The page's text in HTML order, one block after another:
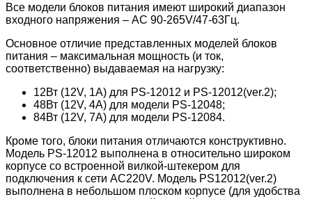
Все модели блоков питания имеют широкий диапазон
входного напряжения – AC 90-265V/47-63Гц.
Основное отличие представленных моделей блоков
питания – максимальная мощность (и ток,
соответственно) выдаваемая на нагрузку:
12Вт (12V, 1A) для PS-12012 и PS-12012(ver.2);
48Вт (12V, 4A) для модели PS-12048;
84Вт (12V, 7A) для модели PS-12084.
Кроме того, блоки питания отличаются конструктивно.
Модель PS-12012 выполнена в относительно широком
корпусе со встроенной вилкой-штекером для
подключения к сети AC220V. Модель PS12012(ver.2)
выполнена в небольшом плоском корпусе (для удобства